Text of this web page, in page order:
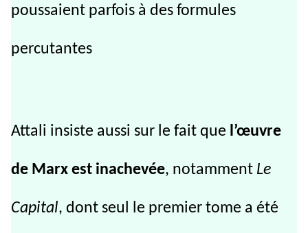
poussaient parfois à des formules
percutantes
Attali insiste aussi sur le fait que l’œuvre
de Marx est inachevée, notamment Le
Capital, dont seul le premier tome a été